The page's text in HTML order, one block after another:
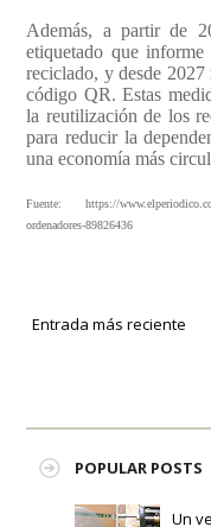
Además, a partir de
etiquetado que
reciclado, y desde 2027
código QR. Estas
la reutilización de los
para reducir la
una economía más
Fuente: https://
ordenadores-89826436
Entrada más reciente
POPULAR POSTS
Un